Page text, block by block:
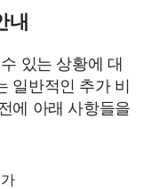
내
있는 상황에 대
일반적인 추가 비
에 아래 사항들을